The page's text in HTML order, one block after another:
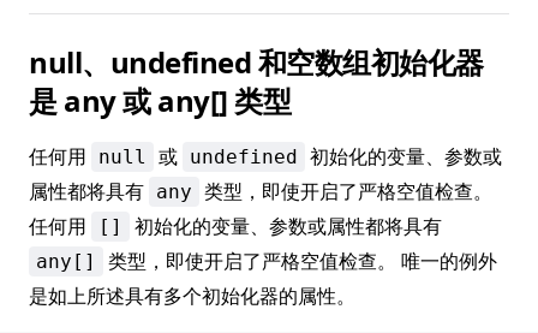
null、undefined 和空数组初始化器
是 any 或 any[] 类型
任何用 null 或 undefined
初始化的变量、参数或
属性都将具有 any 类型，即使开启了严格空值检查。
任何用
[] 初始化的变量、参数或属性都将具有
any[]
类型，即使开启了严格空值检查。 唯一的例外
是如上所述具有多个初始化器的属性。